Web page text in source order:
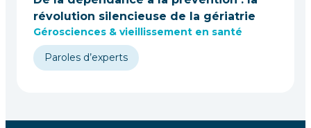
révolution silencieuse de la gériatrie
Gérosciences & vieillissement en santé
Paroles d’experts